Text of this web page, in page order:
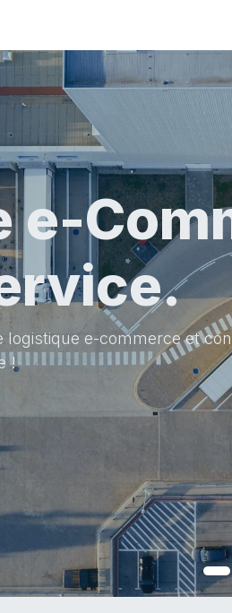
e-
logistique e-commerce et
!